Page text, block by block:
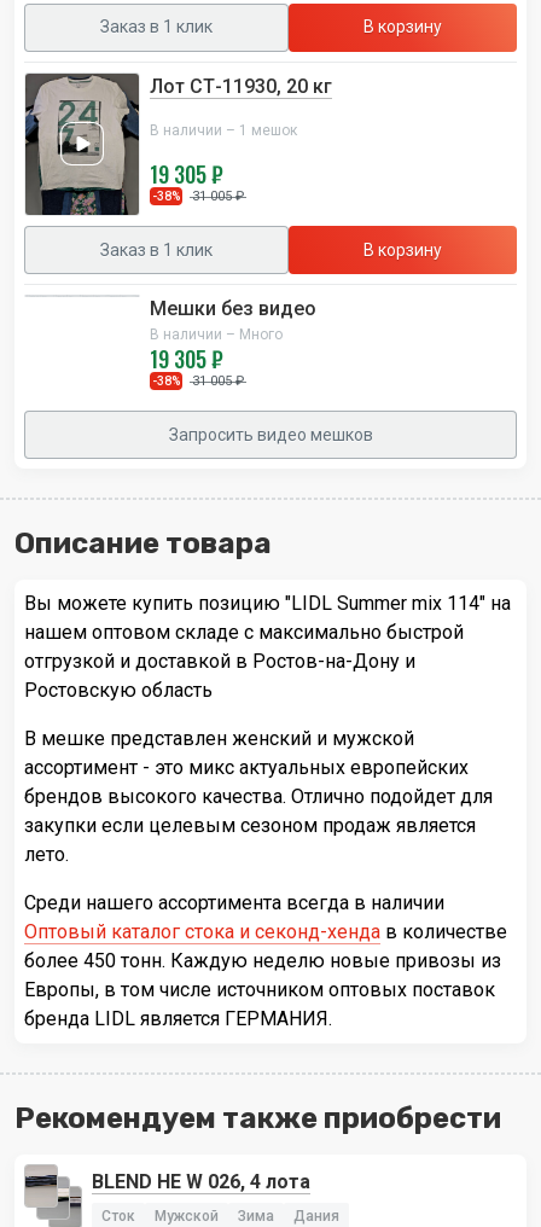
Заказ в 1 клик В корзину
Лот СТ-11930, 20 кг
В наличии – 1 мешок
19 305 ₽
-38% 31 005 ₽
Заказ в 1 клик В корзину
Мешки без видео
В наличии – Много
19 305 ₽
-38% 31 005 ₽
Запросить видео мешков
Описание товара
Вы можете купить позицию "LIDL Summer mix 114" на
нашем оптовом складе с максимально быстрой
отгрузкой и доставкой в Ростов-на-Дону и
Ростовскую область
В мешке представлен женский и мужской
ассортимент - это микс актуальных европейских
брендов высокого качества. Отлично подойдет для
закупки если целевым сезоном продаж является
лето.
Среди нашего ассортимента всегда в наличии
Оптовый каталог стока и секонд-хенда в количестве
более 450 тонн. Каждую неделю новые привозы из
Европы, в том числе источником оптовых поставок
бренда LIDL является ГЕРМАНИЯ.
Рекомендуем также приобрести
BLEND HE W 026, 4 лота
Сток Мужской Зима Дания